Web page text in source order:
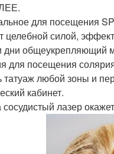
для посещения
целебной силой,
дни общеукрепляющий
для посещения
татуаж любой зоны и
кабинет.
сосудистый лазер